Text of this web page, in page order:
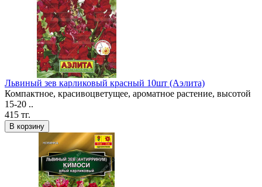
Львиный зев карликовый красный 10шт (Аэлита)
Компактное, красивоцветущее, ароматное растение, высотой
15-20 ..
415 тг.
В корзину